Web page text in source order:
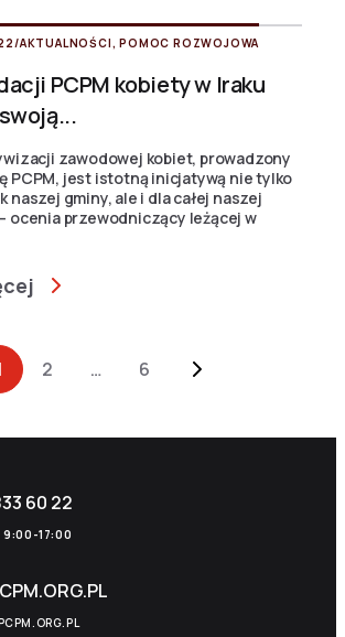
/AKTUALNOŚCI ,POMOC ROZWOJOWA
PCPM kobiety w Iraku
zawodowej kobiet, prowadzony
PCPM, jest istotną inicjatywą nie tylko
naszej gminy, ale i dla całej naszej
ocenia przewodniczący leżącej w
Pagination
2 … 6
60 22
9:00-17:00